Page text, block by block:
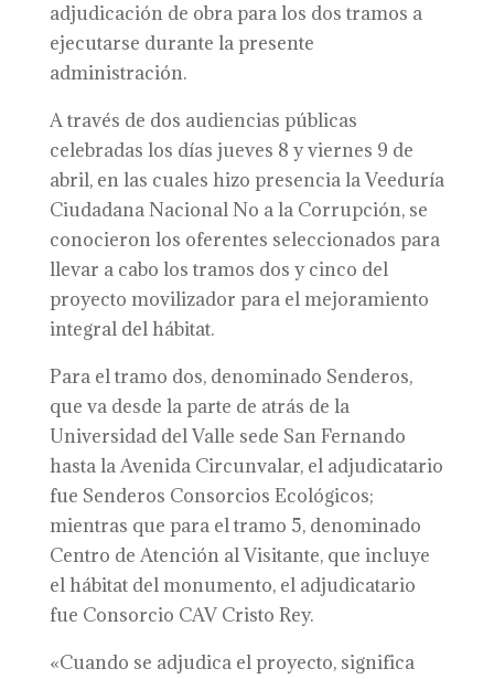
adjudicación de obra para los dos tramos a
ejecutarse durante la presente
administración.
A través de dos audiencias públicas
celebradas los días jueves 8 y viernes 9 de
abril, en las cuales hizo presencia la Veeduría
Ciudadana Nacional No a la Corrupción, se
conocieron los oferentes seleccionados para
llevar a cabo los tramos dos y cinco del
proyecto movilizador para el mejoramiento
integral del hábitat.
Para el tramo dos, denominado Senderos,
que va desde la parte de atrás de la
Universidad del Valle sede San Fernando
hasta la Avenida Circunvalar, el adjudicatario
fue Senderos Consorcios Ecológicos;
mientras que para el tramo 5, denominado
Centro de Atención al Visitante, que incluye
el hábitat del monumento, el adjudicatario
fue Consorcio CAV Cristo Rey.
«Cuando se adjudica el proyecto, significa